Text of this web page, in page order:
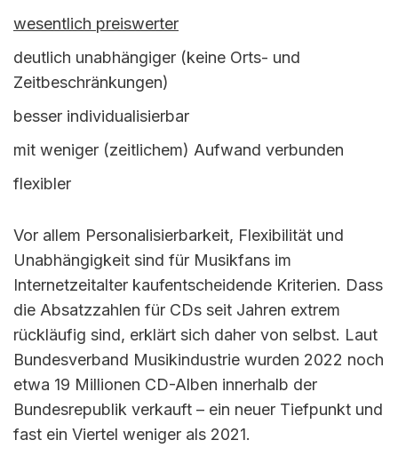
wesentlich preiswerter
deutlich unabhängiger (keine Orts- und
Zeitbeschränkungen)
besser individualisierbar
mit weniger (zeitlichem) Aufwand verbunden
flexibler
Vor allem Personalisierbarkeit, Flexibilität und
Unabhängigkeit sind für Musikfans im
Internetzeitalter kaufentscheidende Kriterien. Dass
die Absatzzahlen für CDs seit Jahren extrem
rückläufig sind, erklärt sich daher von selbst. Laut
Bundesverband Musikindustrie wurden 2022 noch
etwa 19 Millionen CD-Alben innerhalb der
Bundesrepublik verkauft – ein neuer Tiefpunkt und
fast ein Viertel weniger als 2021.